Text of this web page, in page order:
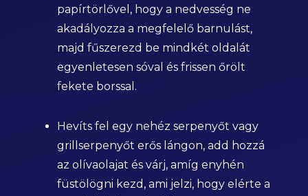
papírtörlővel, hogy a nedvesség ne
akadályozza a megfelelő barnulást,
majd fűszerezd be mindkét oldalát
egyenletesen sóval és frissen őrölt
fekete borssal.
Hevíts fel egy nehéz serpenyőt vagy
grillserpenyőt erős lángon, add hozzá
az olívaolajat és várj, amíg enyhén
füstölögni kezd, ami jelzi, hogy elérte a